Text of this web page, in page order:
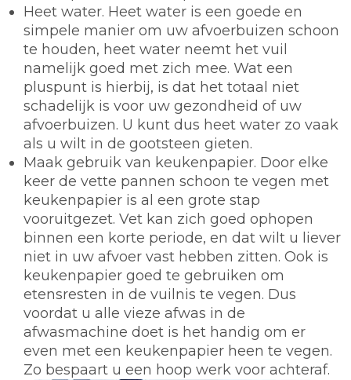
Heet water. Heet water is een goede en
simpele manier om uw afvoerbuizen schoon
te houden, heet water neemt het vuil
namelijk goed met zich mee. Wat een
pluspunt is hierbij, is dat het totaal niet
schadelijk is voor uw gezondheid of uw
afvoerbuizen. U kunt dus heet water zo vaak
als u wilt in de gootsteen gieten.
Maak gebruik van keukenpapier. Door elke
keer de vette pannen schoon te vegen met
keukenpapier is al een grote stap
vooruitgezet. Vet kan zich goed ophopen
binnen een korte periode, en dat wilt u liever
niet in uw afvoer vast hebben zitten. Ook is
keukenpapier goed te gebruiken om
etensresten in de vuilnis te vegen. Dus
voordat u alle vieze afwas in de
afwasmachine doet is het handig om er
even met een keukenpapier heen te vegen.
Zo bespaart u een hoop werk voor achteraf.